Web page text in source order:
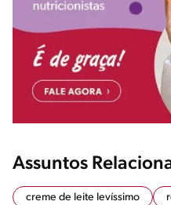
Assuntos
creme de leite levíssimo